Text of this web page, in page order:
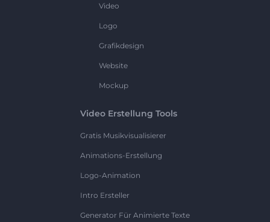
Video
Logo
Grafikdesign
Website
Mockup
Video Erstellung Tools
Gratis Musikvisualisierer
Animations-Erstellung
Logo-Animation
Intro Ersteller
Generator Für Animierte Texte